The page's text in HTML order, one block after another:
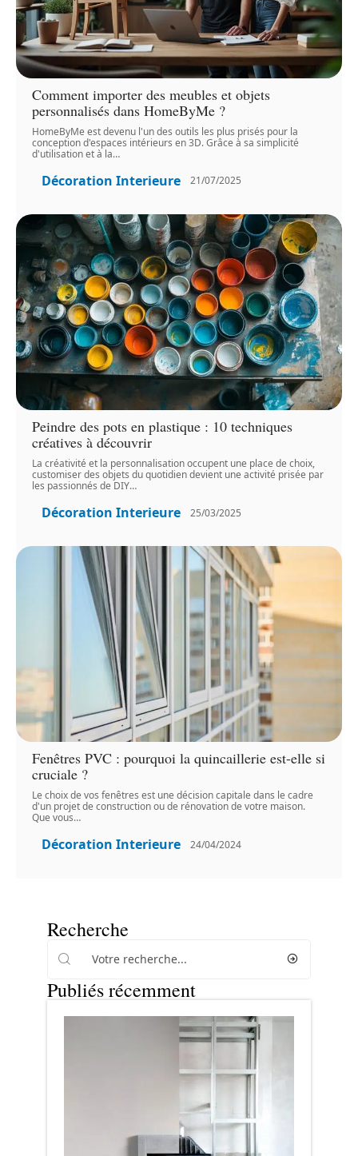
Comment importer des meubles et objets
personnalisés dans HomeByMe ?
HomeByMe est devenu l'un des outils les plus prisés pour la
conception d'espaces intérieurs en 3D. Grâce à sa simplicité
d'utilisation et à la…
Décoration Interieure 21/07/2025
Peindre des pots en plastique : 10 techniques
créatives à découvrir
La créativité et la personnalisation occupent une place de choix,
customiser des objets du quotidien devient une activité prisée par
les passionnés de DIY…
Décoration Interieure 25/03/2025
Fenêtres PVC : pourquoi la quincaillerie est-elle si
cruciale ?
Le choix de vos fenêtres est une décision capitale dans le cadre
d'un projet de construction ou de rénovation de votre maison.
Que vous…
Décoration Interieure 24/04/2024
Recherche
Publiés récemment